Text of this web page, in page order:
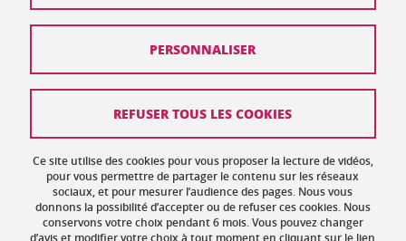
Contact
Mentions légales
Données personnelles : politique de confidentialité
Gestion des cookies
Ce site utilise des cookies pour vous proposer la lecture de vidéos,
pour vous permettre de partager le contenu sur les réseaux
sociaux, et pour mesurer l’audience des pages. Nous vous
donnons la possibilité d’accepter ou de refuser ces cookies. Nous
conservons votre choix pendant 6 mois. Vous pouvez changer
d’avis et modifier votre choix à tout moment en cliquant sur le lien
REFUSER TOUS LES COOKIES
PERSONNALISER